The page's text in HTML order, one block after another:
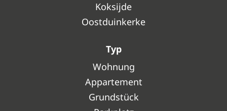
Koksijde
Oostduinkerke
Typ
Wohnung
Appartement
Grundstück